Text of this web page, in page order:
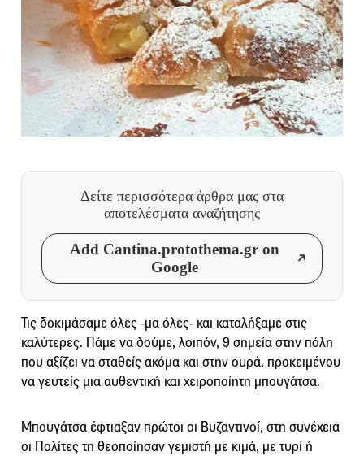
Δείτε περισσότερα άρθρα μας στα
αποτελέσματα αναζήτησης
Add Cantina.protothema.gr on
Google
Τις δοκιμάσαμε όλες -μα όλες- και καταλήξαμε στις
καλύτερες. Πάμε να δούμε, λοιπόν, 9 σημεία στην πόλη
που αξίζει να σταθείς ακόμα και στην ουρά, προκειμένου
να γευτείς μια αυθεντική και χειροποίητη μπουγάτσα.
Μπουγάτσα έφτιαξαν πρώτοι οι Βυζαντινοί, στη συνέχεια
οι Πολίτες τη θεοποίησαν γεμιστή με κιμά, με τυρί ή